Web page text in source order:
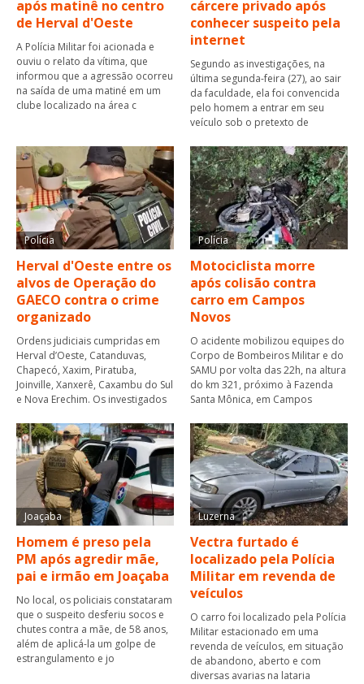
após matinê no centro
de Herval d'Oeste
A Polícia Militar foi acionada e
ouviu o relato da vítima, que
informou que a agressão ocorreu
na saída de uma matiné em um
clube localizado na área c
cárcere privado após
conhecer suspeito pela
internet
Segundo as investigações, na
última segunda-feira (27), ao sair
da faculdade, ela foi convencida
pelo homem a entrar em seu
veículo sob o pretexto de
Polícia
Herval d'Oeste entre os
alvos de Operação do
GAECO contra o crime
organizado
Ordens judiciais cumpridas em
Herval d’Oeste, Catanduvas,
Chapecó, Xaxim, Piratuba,
Joinville, Xanxerê, Caxambu do Sul
e Nova Erechim. Os investigados
Polícia
Motociclista morre
após colisão contra
carro em Campos
Novos
O acidente mobilizou equipes do
Corpo de Bombeiros Militar e do
SAMU por volta das 22h, na altura
do km 321, próximo à Fazenda
Santa Mônica, em Campos
Joaçaba
Homem é preso pela
PM após agredir mãe,
pai e irmão em Joaçaba
No local, os policiais constataram
que o suspeito desferiu socos e
chutes contra a mãe, de 58 anos,
além de aplicá-la um golpe de
estrangulamento e jo
Luzerna
Vectra furtado é
localizado pela Polícia
Militar em revenda de
veículos
O carro foi localizado pela Polícia
Militar estacionado em uma
revenda de veículos, em situação
de abandono, aberto e com
diversas avarias na lataria